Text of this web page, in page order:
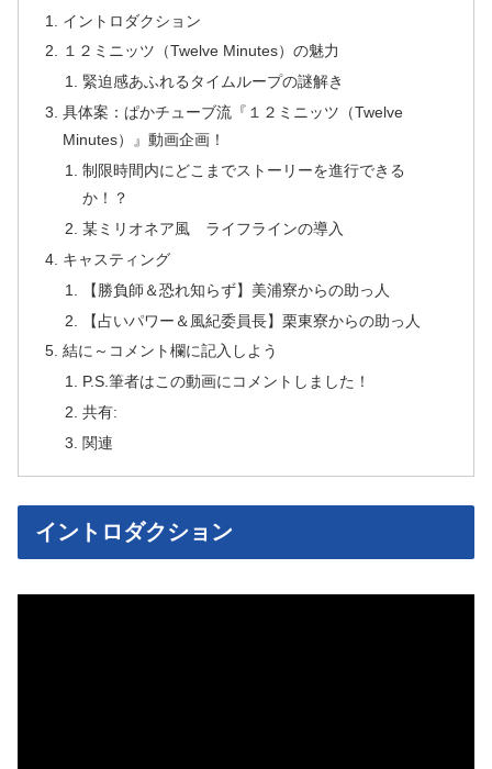
イントロダクション
１２ミニッツ（Twelve Minutes）の魅力
緊迫感あふれるタイムループの謎解き
具体案：ぱかチューブ流『１２ミニッツ（Twelve
Minutes）』動画企画！
制限時間内にどこまでストーリーを進行できる
か！？
某ミリオネア風 ライフラインの導入
キャスティング
【勝負師＆恐れ知らず】美浦寮からの助っ人
【占いパワー＆風紀委員長】栗東寮からの助っ人
結に～コメント欄に記入しよう
P.S.筆者はこの動画にコメントしました！
共有:
関連
イントロダクション